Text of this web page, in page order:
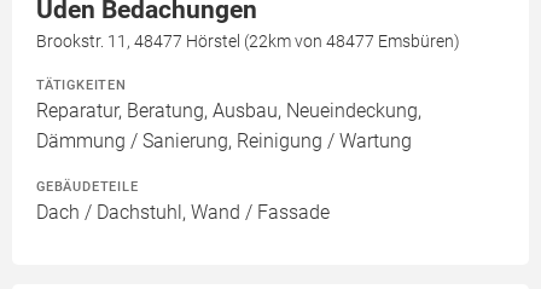
Uden Bedachungen
Brookstr. 11, 48477 Hörstel (22km von 48477 Emsbüren)
TÄTIGKEITEN
Reparatur, Beratung, Ausbau, Neueindeckung,
Dämmung / Sanierung, Reinigung / Wartung
GEBÄUDETEILE
Dach / Dachstuhl, Wand / Fassade